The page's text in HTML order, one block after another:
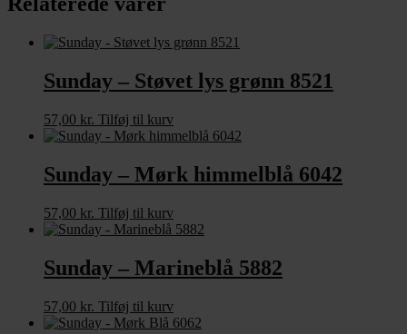
Sunday – Støvet lys grønn 8521
57,00 kr. Tilføj til kurv
Sunday – Mørk himmelblå 6042
57,00 kr. Tilføj til kurv
Sunday – Marineblå 5882
57,00 kr. Tilføj til kurv